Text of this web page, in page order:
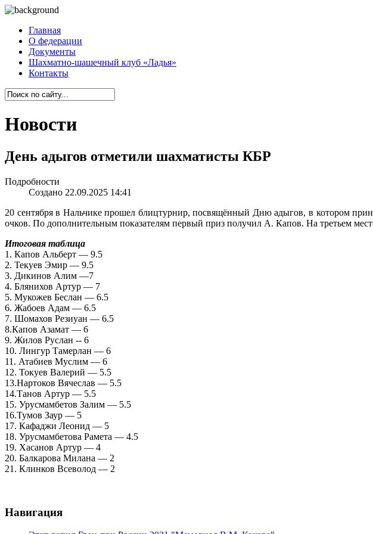
Главная
О федерации
Документы
Шахматно-шашечный клуб «Ладья»
Контакты
Новости
День адыгов отметили шахматисты КБР
Подробности
Создано 22.09.2025 14:41
20 сентября в Нальчике прошел блицтурнир, посвящённый Дню адыгов, в котором
очков. По дополнительным показателям первый приз получил А. Капов. На третьем
Итоговая таблица
1. Капов Альберт — 9.5
2. Текуев Эмир — 9.5
3. Дикинов Алим —7
4. Блянихов Артур — 7
5. Мукожев Беслан — 6.5
6. Жабоев Адам — 6.5
7. Шомахов Резиуан — 6.5
8.Капов Азамат — 6
9. Жилов Руслан -- 6
10. Лингур Тамерлан — 6
11. Атабиев Муслим — 6
12. Токуев Валерий — 5.5
13.Нартоков Вячеслав — 5.5
14.Танов Артур — 5.5
15. Урусмамбетов Залим — 5.5
16.Тумов Заур — 5
17. Кафаджи Леонид — 5
18. Урусмамбетова Рамета — 4.5
19. Хасанов Артур — 4
20. Балкарова Милана — 2
21. Клинков Всеволод — 2
Навигация